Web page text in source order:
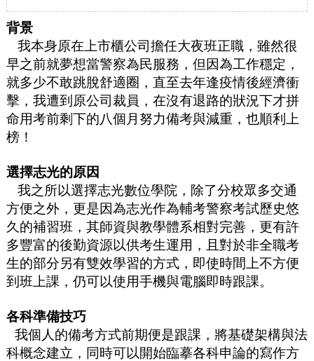
背景
我本身原在上市櫃公司擔任大夜班正職，雖然很
早之前就夢想當警察為民服務，但因為工作穩定，
就多少不敢跳脫舒適圈，直至去年逢疫情後經濟衝
擊，我遭到原公司裁員，在沒有退路的狀況下才拼
命用考前剩下的八個月努力備考與減重，也順利上
榜！
選擇志光的原因
我之所以選擇志光數位學院，除了分校眾多交通
方便之外，更是因為志光作為輔考警察考試歷史悠
久的補習班，其師資與教學體系相對完善，更有許
多豐富的後勤資源以供考生運用，且對於非全職考
生的部分另有雙效學習的方式，即使時間上不方便
到班上課，仍可以使用手機與電腦即時跟課。
各科準備技巧
我個人的備考方式前期便是跟課，將基礎架構與法
科概念建立，同時可以開始臨摹各科申論的寫作方